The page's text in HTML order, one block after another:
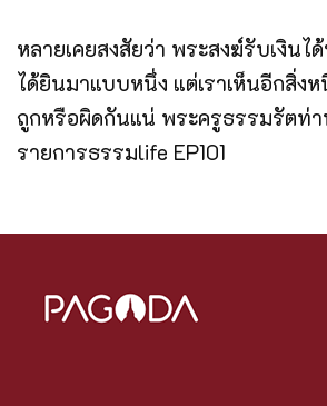
หลายเคยสงสัยว่า พระสงฆ์รับเงินไ
ได้ยินมาแบบหนึ่ง แต่เราเห็นอีกสิ่ง
ถูกหรือผิดกันแน่ พระครูธรรมรัตท่า
รายการธรรมlife EP101